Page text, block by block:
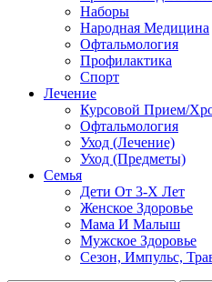
Наборы
Народная Медицина
Офтальмология
Профилактика
Спорт
Лечение
Курсовой Прием/
Офтальмология
Уход (Лечение)
Уход (Предметы)
Семья
Дети От 3-Х Лет
Женское Здоровье
Мама И Малыш
Мужское Здоровье
Сезон, Импульс,